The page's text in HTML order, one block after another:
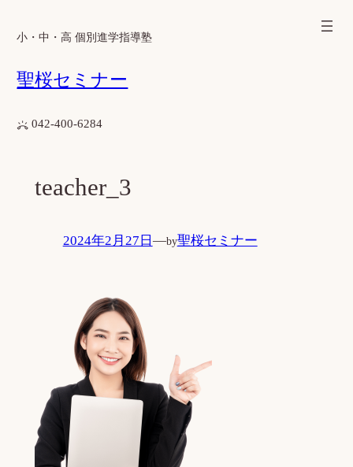
容
ス
小・中・高 個別進学指導塾
聖桜セミナー
042-400-6284
teacher_3
2024年2月27日 —by聖桜セミナー